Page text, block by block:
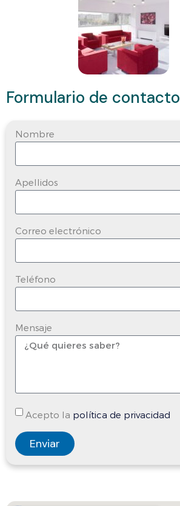
Formulario de contacto
Nombre
Apellidos
Correo electrónico
Teléfono
Mensaje
Acepto la política de privacidad
Enviar